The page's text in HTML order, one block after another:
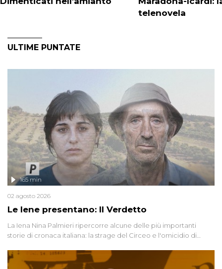
telenovela
ULTIME PUNTATE
Le Iene presentano: Il Verdetto
165 min
02 agosto 2026
La Iena Nina Palmieri ripercorre alcune delle più importanti
storie di cronaca italiana: la strage del Circeo e l'omicidio di